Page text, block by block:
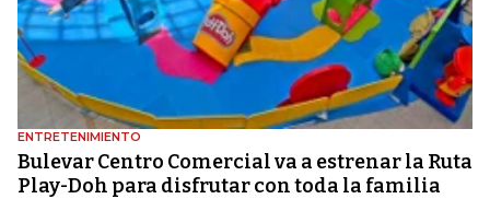
ENTRETENIMIENTO
Bulevar Centro Comercial va a estrenar la Ruta
Play-Doh para disfrutar con toda la familia